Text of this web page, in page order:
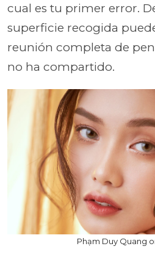
cual es tu primer error.
superficie recogida
reunión completa de
no ha compartido.
Phạm Duy Quang